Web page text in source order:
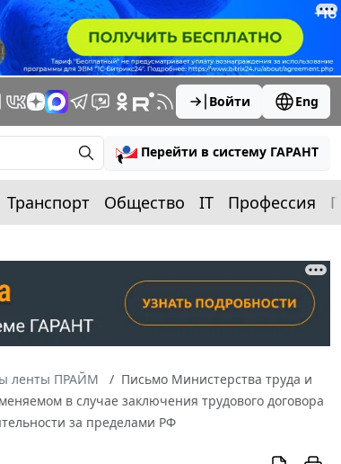
Войти Eng
Перейти в систему ГАРАНТ
Транспорт Общество IT Профессия
ленты ПРАЙМ
Письмо Министерства труда и
в случае заключения трудового договора
за пределами РФ